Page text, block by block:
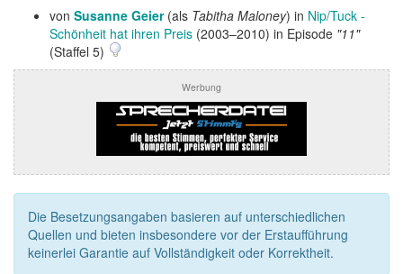
von Susanne Geier(als Tabitha Maloney) in Nip/Tuck -
Schönheit hat ihren Preis (2003–2010) in Episode "11"
(Staffel 5)
Werbung
Die Besetzungsangaben basieren auf unterschiedlichen
Quellen und bieten insbesondere vor der Erstaufführung
keinerlei Garantie auf Vollständigkeit oder Korrektheit.